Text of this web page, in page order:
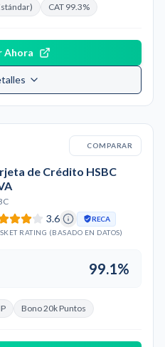
CAT 99.3%
Ahora
COMPARAR
de Crédito HSBC
3.6
RECA
RATING (BASADO EN DATOS)
99.1%
Bono 20k Puntos